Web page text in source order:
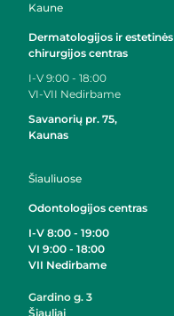
Kaune
Dermatologijos ir estetinės
chirurgijos centras
I-V9:00 - 18:00
VI-VII Nedirbame
Savanorių pr. 75,
Kaunas
Šiauliuose
Odontologijos centras
I-V 8:00 - 19:00
VI 9:00 - 18:00
VII Nedirbame
Gardino g. 3
Šiauliai